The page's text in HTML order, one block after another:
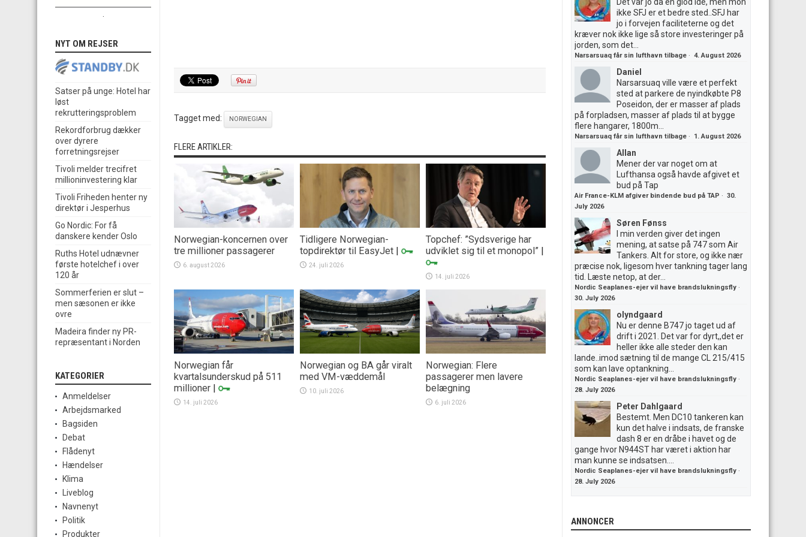
Tagget med: NORWEGIAN
FLERE ARTIKLER:
Norwegian-koncernen over
tre millioner passagerer
6. august 2026
Tidligere Norwegian-
topdirektør til EasyJet |
24. juli 2026
Topchef: ”Sydsverige har
udviklet sig til et monopol” |
14. juli 2026
Norwegian får
kvartalsunderskud på 511
millioner |
14. juli 2026
Norwegian og BA går viralt
med VM-væddemål
10. juli 2026
Norwegian: Flere
passagerer men lavere
belægning
6. juli 2026
NYT OM REJSER
Satser på unge: Hotel har
løst
rekrutteringsproblem
Rekordforbrug dækker
over dyrere
forretningsrejser
Tivoli melder trecifret
millioninvestering klar
Tivoli Friheden henter ny
direktør i Jesperhus
Go Nordic: For få
danskere kender Oslo
Ruths Hotel udnævner
første hotelchef i over
120 år
Sommerferien er slut –
men sæsonen er ikke
ovre
Madeira finder ny PR-
repræsentant i Norden
KATEGORIER
Anmeldelser
Arbejdsmarked
Bagsiden
Debat
Flådenyt
Hændelser
Klima
Liveblog
Navnenyt
Politik
Produkter
ikke SFJ er et bedre sted..SFJ har
jo i forvejen faciliteterne og det
kræver nok ikke lige så store investeringer på
jorden, som det...
Narsarsuaq får sin lufthavn tilbage · 4. August 2026
Daniel
Narsarsuaq ville være et perfekt
sted at parkere de nyindkøbte P8
Poseidon, der er masser af plads
på forpladsen, masser af plads til at bygge
flere hangarer, 1800m...
Narsarsuaq får sin lufthavn tilbage · 1. August 2026
Allan
Mener der var noget om at
Lufthansa også havde afgivet et
bud på Tap
Air France-KLM afgiver bindende bud på TAP · 30.
July 2026
Søren Fønss
I min verden giver det ingen
mening, at satse på 747 som Air
Tankers. Alt for store, og ikke nær
præcise nok, ligesom hver tankning tager lang
tid. Læste netop, at der...
Nordic Seaplanes-ejer vil have brandslukningsfly ·
30. July 2026
olyndgaard
Nu er denne B747 jo taget ud af
drift i 2021. Det var for dyrt,,det er
heller ikke alle steder den kan
lande..imod sætning til de mange CL 215/415
som kan lave optankning...
Nordic Seaplanes-ejer vil have brandslukningsfly ·
28. July 2026
Peter Dahlgaard
Bestemt. Men DC10 tankeren kan
kun det halve i indsats, de franske
dash 8 er en dråbe i havet og de
gange hvor N944ST har været i aktion har
man kunne se indsatsen....
Nordic Seaplanes-ejer vil have brandslukningsfly ·
28. July 2026
ANNONCER